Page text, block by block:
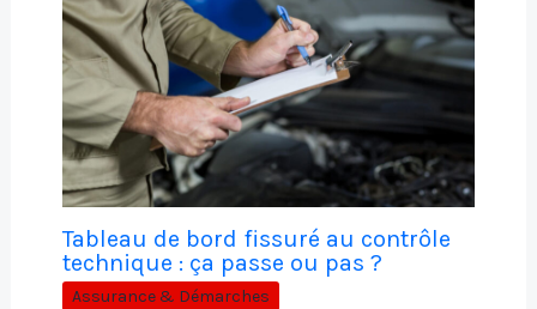
Tableau de bord fissuré au contrôle
technique : ça passe ou pas ?
Assurance & Démarches